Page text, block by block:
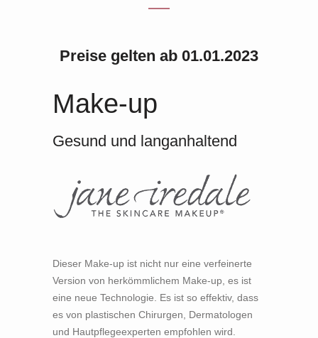
Preise gelten ab 01.01.2023
Make-up
Gesund und langanhaltend
Dieser Make-up ist nicht nur eine verfeinerte
Version von herkömmlichem Make-up, es ist
eine neue Technologie. Es ist so effektiv, dass
es von plastischen Chirurgen, Dermatologen
und Hautpflegeexperten empfohlen wird.